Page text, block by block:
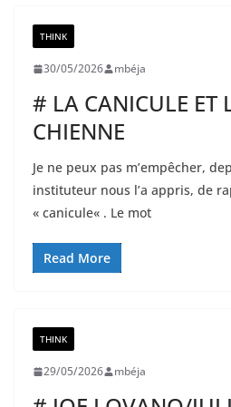
THINK
30/05/2026 mbéja
# LA CANICULE ET
CHIENNE
Je ne peux pas m’empêcher,
instituteur nous l’a appris, de
« canicule« . Le mot
Read More
THINK
29/05/2026 mbéja